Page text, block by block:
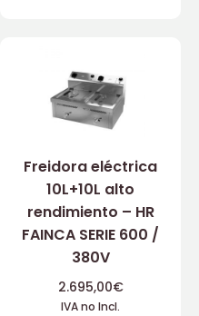
Freidora eléctrica
10L+10L alto
rendimiento – HR
FAINCA SERIE 600 /
380V
2.695,00€
IVA no Incl.